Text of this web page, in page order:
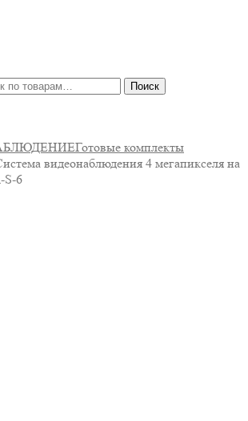
Поиск
Готовые комплекты
видеонаблюдения 4 мегапикселя на
S-6